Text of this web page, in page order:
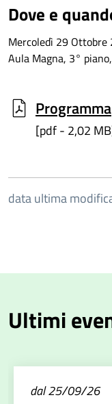
Dove e
Mercoledì 29
Aula Magna, 3°
Programma
[pdf - 2,02
data ultima
Ultimi
dal 25/09/26